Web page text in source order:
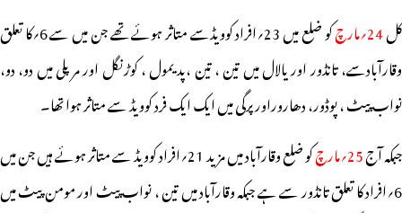
کل24؍مارچ
کو ضلع میں 23؍افراد کوویڈسے متاثر ہوئے تھے جن میں سے 6؍کا تعلق
وقارآبادسے، تانڈور اور یالال میں تین ، تین ،پدیمول ، کوڑنگل اور مرپلی میں دو، دو،
نواب پیٹ ، پوڈور، دھاروراورپرگی میں ایک ایک فرد کوویڈ سے متاثر ہوا تھا۔
جبکہ آج25؍مارچ
کو ضلع وقارآباد میں مزید 21؍افراد کوویڈ سے متاثر ہوئے ہیں جن میں
6؍افراد کا تعلق تانڈور سے ہے جبکہ وقارآباد میں تین ، نواب پیٹ اور مومن پیٹ میں